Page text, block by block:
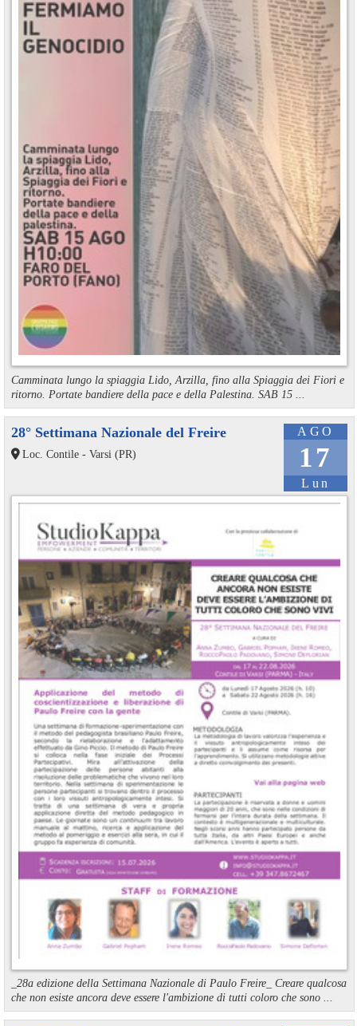
Camminata lungo la spiaggia Lido, Arzilla, fino alla Spiaggia dei Fiori e
ritorno. Portate bandiere della pace e della Palestina. SAB 15 ...
AGO
17
Lun
28° Settimana Nazionale del Freire
Loc. Contile - Varsi (PR)
_28a edizione della Settimana Nazionale di Paulo Freire_ Creare qualcosa
che non esiste ancora deve essere l'ambizione di tutti coloro che sono ...